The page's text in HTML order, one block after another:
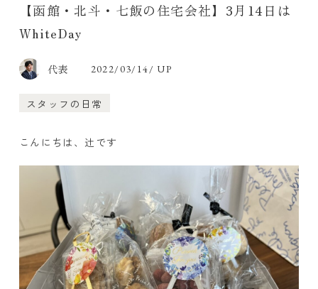
【函館・北斗・七飯の住宅会社】3月14日は
WhiteDay
代表 2022/03/14/ UP
スタッフの日常
こんにちは、辻です